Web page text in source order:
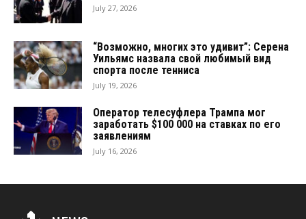
July 27, 2026
“Возможно, многих это удивит”: Серена
Уильямс назвала свой любимый вид
спорта после тенниса
July 19, 2026
Оператор телесуфлера Трампа мог
заработать $100 000 на ставках по его
заявлениям
July 16, 2026